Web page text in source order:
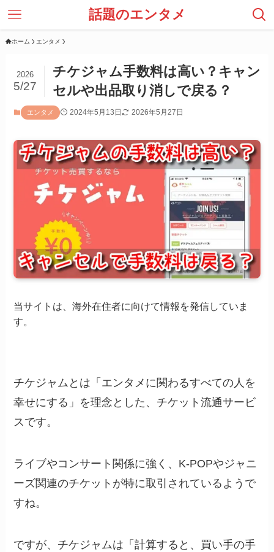
話題のエンタメ
ホーム エンタメ
チケジャム手数料は高い？キャン
セルや出品取り消しで戻る？
2026
5/27
エンタメ 2024年5月13日 2026年5月27日
当サイトは、海外在住者に向けて情報を発信していま
す。
チケジャムとは「エンタメに関わるすべての人を
幸せにする」を理念とした、チケット流通サービ
スです。
ライブやコンサート関係に強く、K-POPやジャニ
ーズ関連のチケットが特に取引されているようで
すね。
ですが、チケジャムは「計算すると、買い手の手